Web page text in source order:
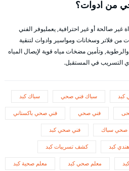
من ادوات؟
غير صالحة أو غير احترافية, يعمليوفر الفني
فلاتر وسخانات ومواسير وادوات لتنقية
وتأمين مضخات مياه قوية لإيصال المياه
التسريب في المستقبل.
كبد سباك فني صحي سباك كبد
فني صحي فني صحي باكستاني
صحي سباك فني صحي كبد
كبد كشف تسريبات كبد
معلم صحي كبد معلم صحية كبد